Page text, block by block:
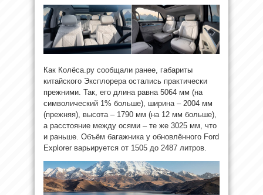
Как Колёса.ру сообщали ранее, габариты
китайского Эксплорера остались практически
прежними. Так, его длина равна 5064 мм (на
символический 1% больше), ширина – 2004 мм
(прежняя), высота – 1790 мм (на 12 мм больше),
а расстояние между осями – те же 3025 мм, что
и раньше. Объём багажника у обновлённого Ford
Explorer варьируется от 1505 до 2487 литров.